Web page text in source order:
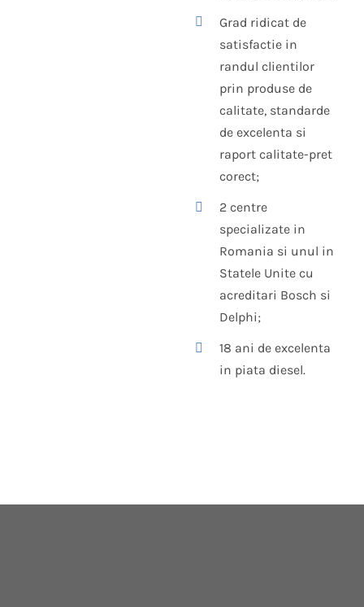
Grad ridicat de
satisfactie in
randul clientilor
prin produse de
calitate, standarde
de excelenta si
raport calitate-pret
corect;
2 centre
specializate in
Romania si unul in
Statele Unite cu
acreditari Bosch si
Delphi;
18 ani de excelenta
in piata diesel.